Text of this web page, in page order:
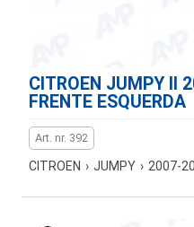
CITROEN JUMPY II
FRENTE ESQUERDA
Art. nr. 392
CITROEN › JUMPY › 2007-